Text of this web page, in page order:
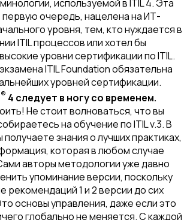
используемой в ITIL 4. Эта
очередь, нацелена на ИТ-
уровня, тем, кто нуждается в
ITIL процессов или хотел бы
уровни сертификации по ITIL.
ITIL Foundation обязательна
уровней сертификации.
® 4 следует в ногу со временем.
Не стоит волноваться, что вы
на обучение по ITIL v.3. В
знания о лучших практиках,
которая в любом случае
авторы методологии уже давно
упоминание версии, поскольку
рекомендаций 1 и 2 версии до сих
основы управления, даже если это
глобально не меняется. С каждой